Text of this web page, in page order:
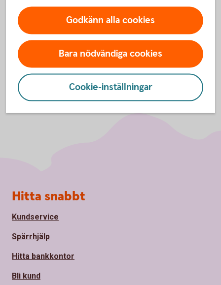
Bankens ställning är icke-oberoende och om detta
informeras kund vid rådgivning. Mer information på
sidan för regleringarna gällandeMifid .
Godkänn alla cookies
Bara nödvändiga cookies
Cookie-inställningar
Sidfot
Hitta snabbt
Kundservice
Spärrhjälp
Hitta bankkontor
Bli kund